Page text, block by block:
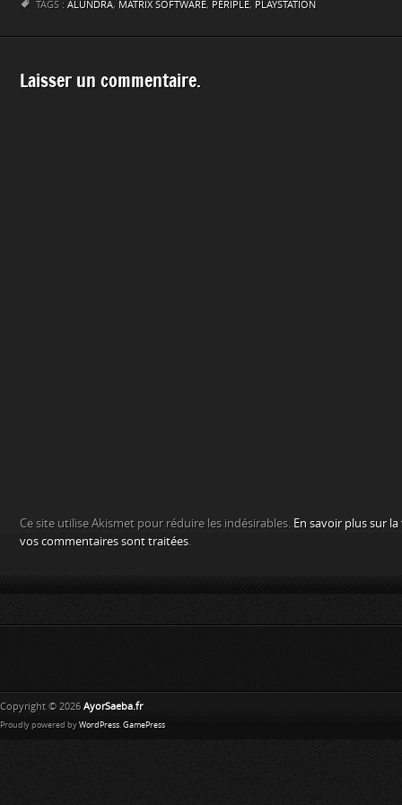
TAGS : ALUNDRA, MATRIX SOFTWARE, PÉRIPLE, PLAYSTATION
Laisser un commentaire.
Ce site utilise Akismet pour réduire les indésirables. En savoir plus sur
vos commentaires sont traitées.
Copyright © 2026 AyorSaeba.fr
Proudly powered by WordPress. GamePress